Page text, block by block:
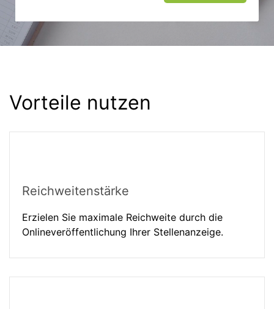
Vorteile nutzen
Reichweitenstärke
Erzielen Sie maximale Reichweite durch die
Onlineveröffentlichung Ihrer Stellenanzeige.